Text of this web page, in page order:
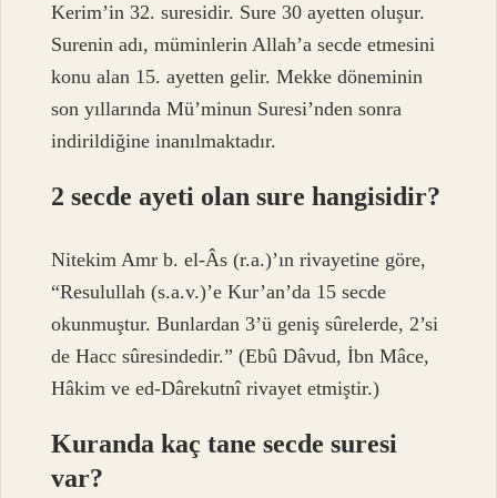
Kerim’in 32. suresidir. Sure 30 ayetten oluşur.
Surenin adı, müminlerin Allah’a secde etmesini
konu alan 15. ayetten gelir. Mekke döneminin
son yıllarında Mü’minun Suresi’nden sonra
indirildiğine inanılmaktadır.
2 secde ayeti olan sure hangisidir?
Nitekim Amr b. el-Âs (r.a.)’ın rivayetine göre,
“Resulullah (s.a.v.)’e Kur’an’da 15 secde
okunmuştur. Bunlardan 3’ü geniş sûrelerde, 2’si
de Hacc sûresindedir.” (Ebû Dâvud, İbn Mâce,
Hâkim ve ed-Dârekutnî rivayet etmiştir.)
Kuranda kaç tane secde suresi
var?